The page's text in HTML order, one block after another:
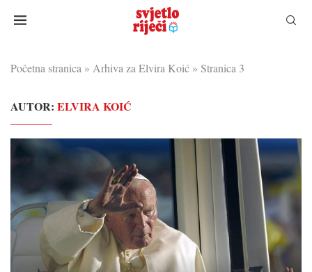
Početna stranica » Arhiva za Elvira Koić » Stranica 3
AUTOR: ELVIRA KOIĆ